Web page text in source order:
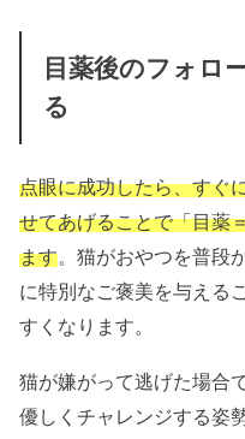
目薬後のフォロ
る
点眼に成功したら、すぐ
せてあげることで「目薬
ます。猫がおやつを普段
に特別なご褒美を与える
すくなります。
猫が嫌がって逃げた場合
優しくチャレンジする姿